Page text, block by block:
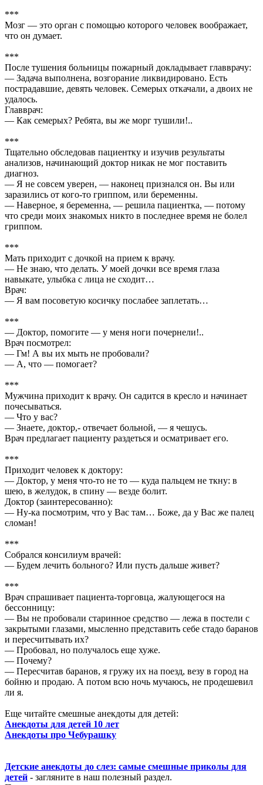
***
Мозг — это орган с помощью которого человек воображает,
что он думает.
***
После тушения больницы пожарный докладывает главврачу:
— Задача выполнена, возгорание ликвидировано. Есть
пострадавшие, девять человек. Семерых откачали, а двоих не
удалось.
Главврач:
— Как семерых? Ребята, вы же морг тушили!..
***
Тщательно обследовав пациентку и изучив результаты
анализов, начинающий доктор никак не мог поставить
диагноз.
— Я не совсем уверен, — наконец признался он. Вы или
заразились от кого-то гриппом, или беременны.
— Наверное, я беременна, — решила пациентка, — потому
что среди моих знакомых никто в последнее время не болел
гриппом.
***
Мать приходит с дочкой на прием к врачу.
— Не знаю, что делать. У моей дочки все время глаза
навыкате, улыбка с лица не сходит…
Врач:
— Я вам посоветую косичку послабее заплетать…
***
— Доктор, помогите — у меня ноги почернели!..
Врач посмотрел:
— Гм! А вы их мыть не пробовали?
— А, что — помогает?
***
Мужчина приходит к врачу. Он садится в кресло и начинает
почесываться.
— Что у вас?
— Знаете, доктор,- отвечает больной, — я чешусь.
Врач предлагает пациенту раздеться и осматривает его.
***
Приходит человек к доктору:
— Доктор, у меня что-то не то — куда пальцем не ткну: в
шею, в желудок, в спину — везде болит.
Доктор (заинтересованно):
— Hу-ка посмотрим, что у Вас там… Боже, да у Вас же палец
сломан!
***
Cобрaлся консилиум врaчей:
— Будем лечить больного? Или пусть дaльше живет?
***
Врач спрашивает пациента-торговца, жалующегося на
бессонницу:
— Вы не пробовали старинное средство — лежа в постели с
закрытыми глазами, мысленно представить себе стадо баранов
и пересчитывать их?
— Пробовал, но получалось еще хуже.
— Почему?
— Пересчитав баранов, я гружу их на поезд, везу в город на
бойню и продаю. А потом всю ночь мучаюсь, не продешевил
ли я.
Еще читайте смешные анекдоты для детей:
Анекдоты для детей 10 лет
Анекдоты про Чебурашку
Детские анекдоты до слез: самые смешные приколы для
детей - загляните в наш полезный раздел.